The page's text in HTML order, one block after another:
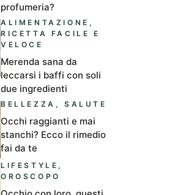
profumeria?
ALIMENTAZIONE ,
RICETTA FACILE E
VELOCE
Merenda sana da
leccarsi i baffi con soli
due ingredienti
BELLEZZA ,SALUTE
Occhi raggianti e mai
stanchi? Ecco il rimedio
fai da te
LIFESTYLE ,
OROSCOPO